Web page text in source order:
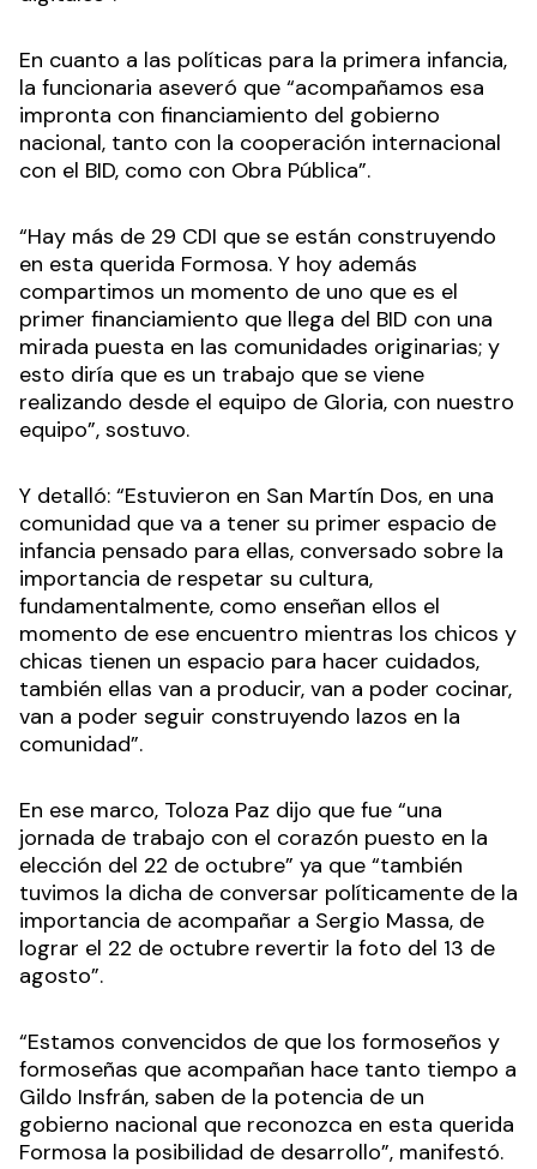
En cuanto a las políticas para la primera infancia,
la funcionaria aseveró que “acompañamos esa
impronta con financiamiento del gobierno
nacional, tanto con la cooperación internacional
con el BID, como con Obra Pública”.
“Hay más de 29 CDI que se están construyendo
en esta querida Formosa. Y hoy además
compartimos un momento de uno que es el
primer financiamiento que llega del BID con una
mirada puesta en las comunidades originarias; y
esto diría que es un trabajo que se viene
realizando desde el equipo de Gloria, con nuestro
equipo”, sostuvo.
Y detalló: “Estuvieron en San Martín Dos, en una
comunidad que va a tener su primer espacio de
infancia pensado para ellas, conversado sobre la
importancia de respetar su cultura,
fundamentalmente, como enseñan ellos el
momento de ese encuentro mientras los chicos y
chicas tienen un espacio para hacer cuidados,
también ellas van a producir, van a poder cocinar,
van a poder seguir construyendo lazos en la
comunidad”.
En ese marco, Toloza Paz dijo que fue “una
jornada de trabajo con el corazón puesto en la
elección del 22 de octubre” ya que “también
tuvimos la dicha de conversar políticamente de la
importancia de acompañar a Sergio Massa, de
lograr el 22 de octubre revertir la foto del 13 de
agosto”.
“Estamos convencidos de que los formoseños y
formoseñas que acompañan hace tanto tiempo a
Gildo Insfrán, saben de la potencia de un
gobierno nacional que reconozca en esta querida
Formosa la posibilidad de desarrollo”, manifestó.